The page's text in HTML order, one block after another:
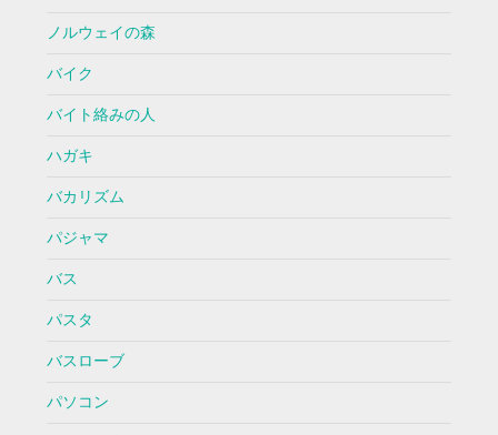
ノルウェイの森
バイク
バイト絡みの人
ハガキ
バカリズム
パジャマ
バス
パスタ
バスローブ
パソコン